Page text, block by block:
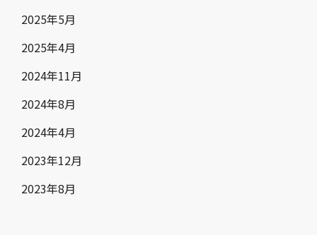
2025年5月
2025年4月
2024年11月
2024年8月
2024年4月
2023年12月
2023年8月